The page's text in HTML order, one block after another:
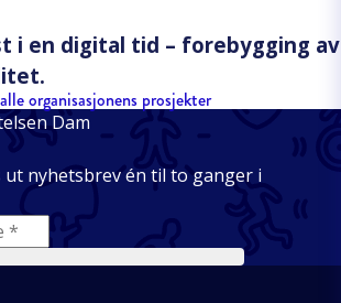
i en digital tid – forebygging av
organisasjonens prosjekter
Dam
ut nyhetsbrev én til to ganger i